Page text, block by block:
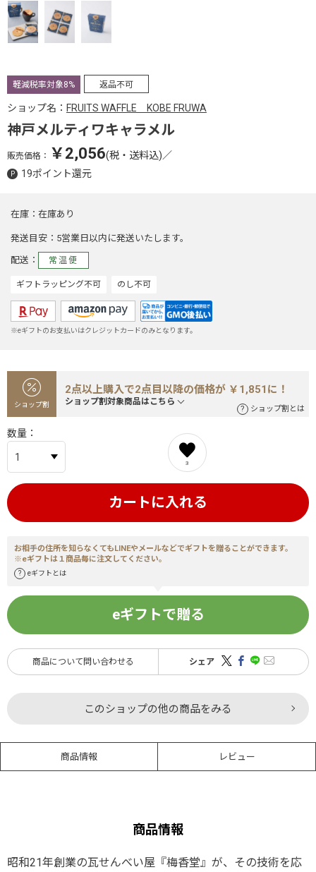
軽減税率対象8% 返品不可
ショップ名： FRUITS WAFFLE KOBE FRUWA
神戸メルティワキャラメル
販売価格： ￥2,056(税・送料込)／
19ポイント還元
在庫 在庫あり
発送目安 5営業日以内に発送いたします。
配送 常温便
ギフトラッピング不可 のし不可
※eギフトのお支払いはクレジットカードのみとなります。
ショップ割
2点以上購入で2点目以降の価格が ￥1,851に！
ショップ割対象商品はこちら
ショップ割とは
数量
3
カートに入れる
お相手の住所を知らなくてもLINEやメールなどでギフトを贈ることができます。
※eギフトは１商品毎に注文してください。
eギフトとは
eギフトで贈る
商品について問い合わせる シェア
このショップの他の商品をみる
商品情報 レビュー
商品情報
昭和21年創業の瓦せんべい屋『梅香堂』が、その技術を応